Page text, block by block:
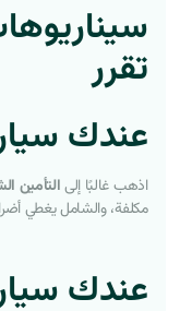
تقرر
عندك
اذهب غالبًا إلىالتأمين
مكلفة، والشامل يغطي
عندك